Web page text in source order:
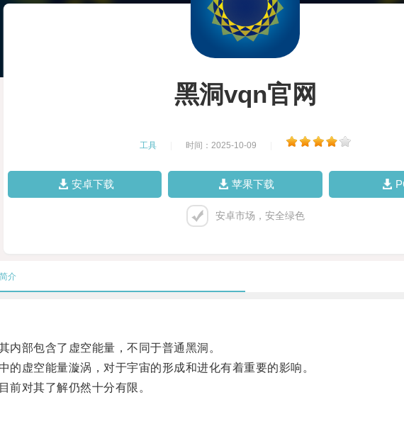
黑洞vqn官网
工具 时间：2025-10-09
安卓下载 苹果下载
安卓市场，安全绿色
简介
部包含了虚空能量，不同于普通黑洞。
虚空能量漩涡，对于宇宙的形成和进化有着重要的影响。
对其了解仍然十分有限。